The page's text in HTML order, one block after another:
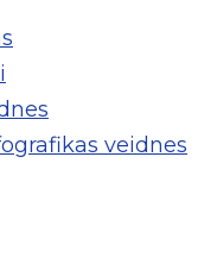
veidnes